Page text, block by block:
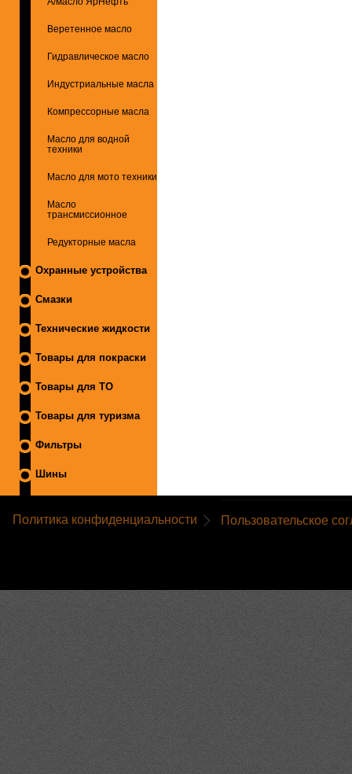
Веретенное масло
Гидравлическое масло
Индустриальные масла
Компрессорные масла
Масло для водной
техники
Масло для мото техники
Масло
трансмиссионное
Редукторные масла
Охранные устройства
Смазки
Технические жидкости
Товары для покраски
Товары для ТО
Товары для туризма
Фильтры
Шины
Политика конфиденциальности Пользовательское